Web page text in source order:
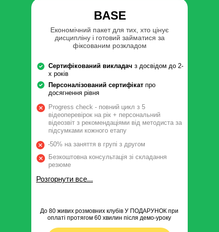
BASE
Сертифікований викладач з досвідом до 2-
х років
Персоналізований сертифікат про
досягнення рівня
Безкоштовна консультація зі складання
резюме
Progress check - повний цикл з 5
відеоперевірок на рік + персональний
відеозвіт з рекомендаціями від методиста за
підсумками кожного етапу
-50% на заняття в групі з другом
Економічний пакет для тих, хто цінує
дисципліну і готовий займатися за
фіксованим розкладом
До 80 живих розмовних клубів У ПОДАРУНОК при
оплаті протягом 60 хвилин після демо-уроку
Розгорнути все...